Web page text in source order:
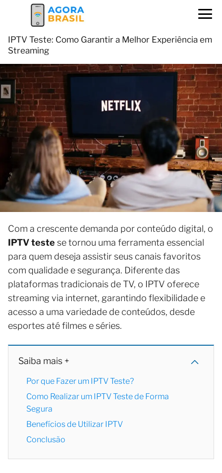
IPTV Teste: Como Garantir a Melhor Experiência em
Streaming
Com a crescente demanda por conteúdo digital, o
IPTV teste se tornou uma ferramenta essencial
para quem deseja assistir seus canais favoritos
com qualidade e segurança. Diferente das
plataformas tradicionais de TV, o IPTV oferece
streaming via internet, garantindo flexibilidade e
acesso a uma variedade de conteúdos, desde
esportes até filmes e séries.
Saiba mais +
Por que Fazer um IPTV Teste?
Como Realizar um IPTV Teste de Forma
Segura
Benefícios de Utilizar IPTV
Conclusão